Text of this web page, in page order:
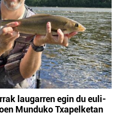
laugarren egin du euli-
Munduko Txapelketan